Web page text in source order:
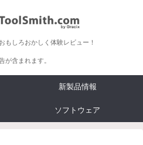
もしろおかしく体験レビュー！
が含まれます。
新製品情報
ソフトウェア